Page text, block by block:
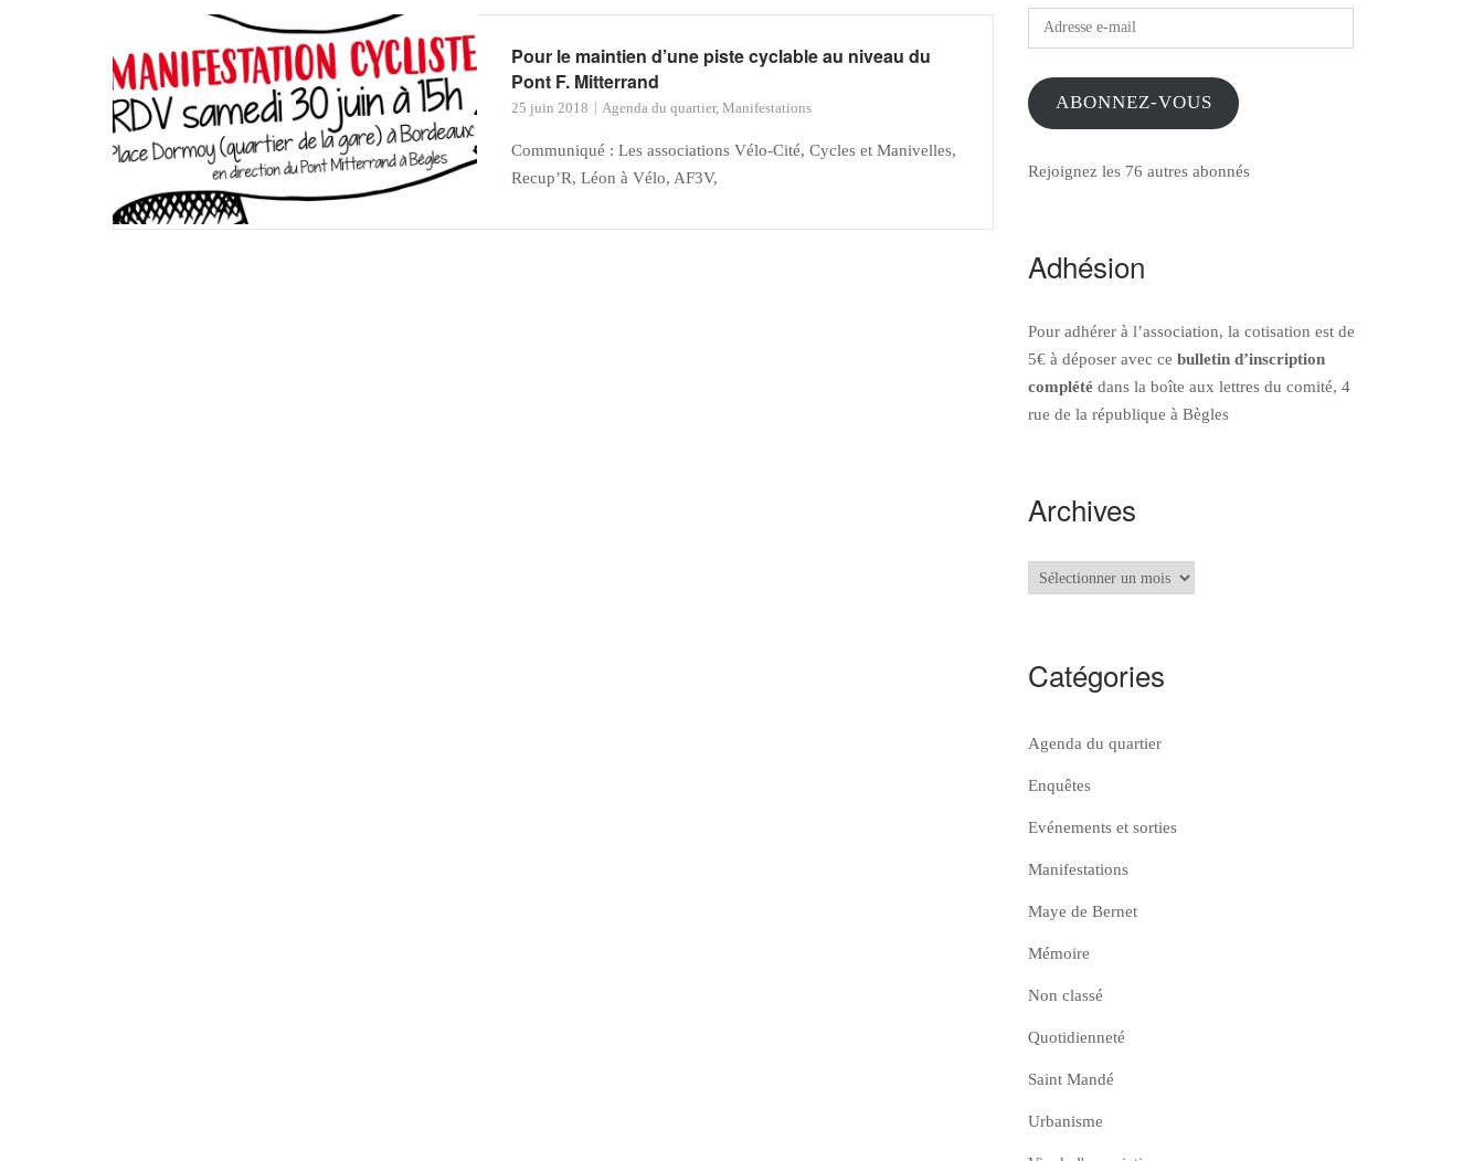
Pour le maintien d’une piste cyclable au niveau du
Pont F. Mitterrand
25 juin 2018 Agenda du quartier,Manifestations
Communiqué : Les associations Vélo-Cité, Cycles et Manivelles,
Recup’R, Léon à Vélo, AF3V,
Adresse
e-
ABONNEZ-VOUS
Rejoignez les 76 autres abonnés
Adhésion
Pour adhérer à l’association, la cotisation est de
5€ à déposer avec cebulletin d’inscription
complété dans la boîte aux lettres du comité, 4
rue de la république à Bègles
Archives
Archives
Catégories
Agenda du quartier
Enquêtes
Evénements et sorties
Manifestations
Maye de Bernet
Mémoire
Non classé
Quotidienneté
Saint Mandé
Urbanisme